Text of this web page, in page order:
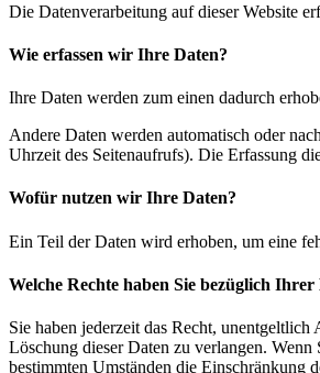
Die Datenverarbeitung auf dieser Website
Wie erfassen wir Ihre Daten?
Ihre Daten werden zum einen dadurch
Andere Daten werden automatisch oder
Uhrzeit des Seitenaufrufs). Die Erfassung
Wofür nutzen wir Ihre Daten?
Ein Teil der Daten wird erhoben, um eine
Welche Rechte haben Sie bezüglich Ihrer
Sie haben jederzeit das Recht,
Löschung dieser Daten zu verlangen.
bestimmten Umständen die Einschränkung